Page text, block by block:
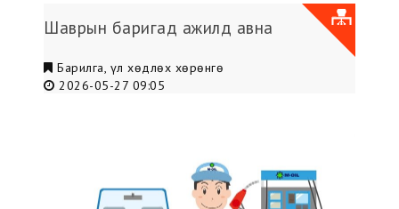
Шаврын баригад ажилд авна
Барилга, үл хөдлөх хөрөнгө
2026-05-27 09:05